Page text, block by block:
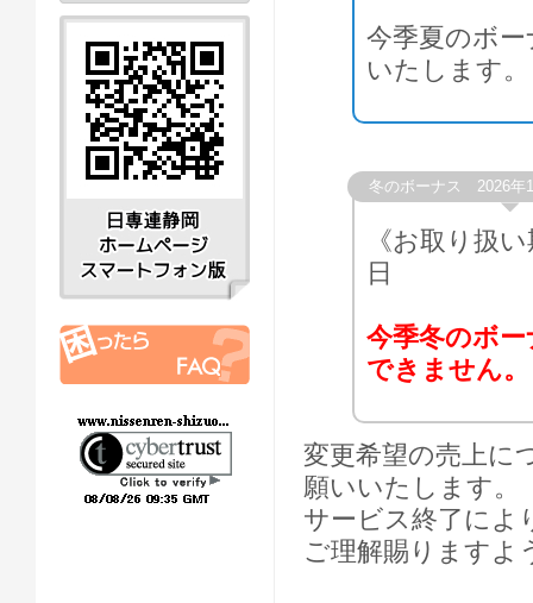
今季夏のボ
いたします。
冬のボーナス 2026年
《お取り扱
日
今季冬のボ
できません。
変更希望の売上に
願いいたします。
サービス終了によ
ご理解賜りますよ